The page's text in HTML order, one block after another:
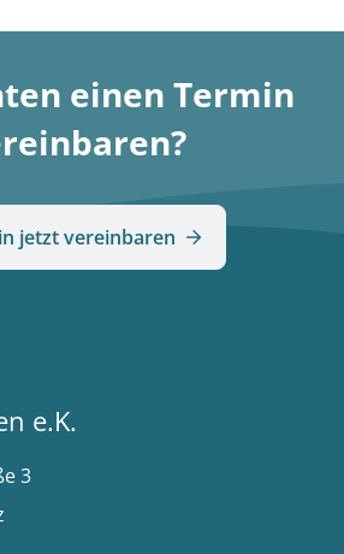
einen Termin
jetzt vereinbaren
e.K.
3